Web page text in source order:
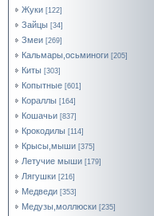
Жуки [122]
Зайцы [34]
Змеи [269]
Кальмары,осьминоги [205]
Киты [303]
Копытные [601]
Кораллы [164]
Кошачьи [837]
Крокодилы [114]
Крысы,мыши [375]
Летучие мыши [179]
Лягушки [216]
Медведи [353]
Медузы,моллюски [235]